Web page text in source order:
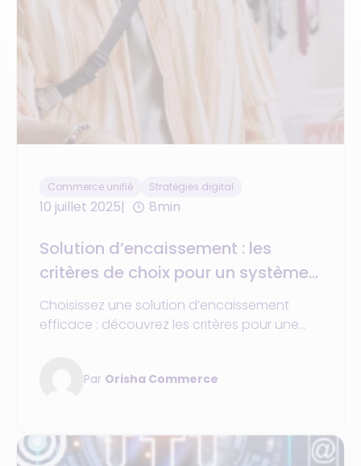
Commerce unifié Stratégies digital
10 juillet 2025 8min
Solution d’encaissement : les
critères de choix pour un système
de caisse unifié centré client
Choisissez une solution d’encaissement
efficace : découvrez les critères pour une
Par Orisha Commerce